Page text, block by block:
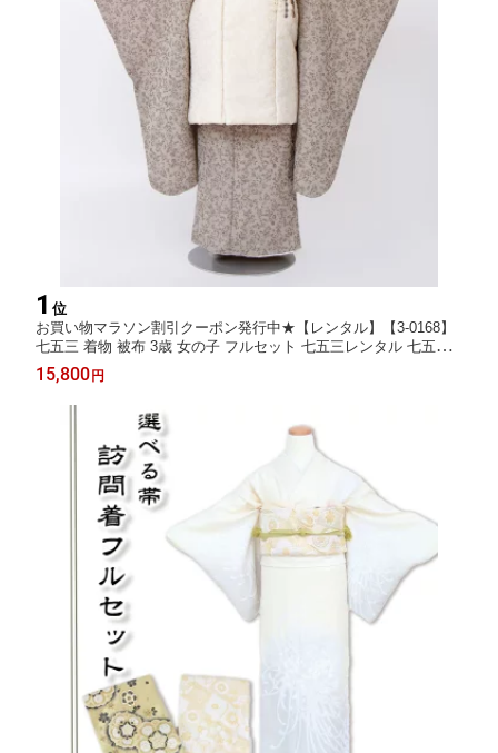
1 位
お買い物マラソン割引クーポン発行中★【レンタル】【3-0168】
七五三 着物 被布 3歳 女の子 フルセット 七五三レンタル 七五三
着物3歳 七五三着物 髪飾り 草履 バッグ 753着物 4泊5日
15,800 円